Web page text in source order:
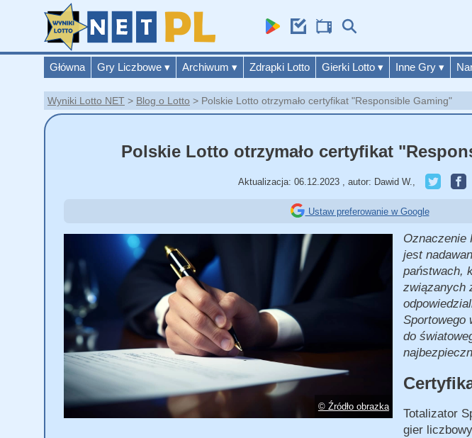
Główna Gry Liczbowe ▾ Archiwum ▾ Zdrapki Lotto Gierki Lotto ▾ Inne Gry ▾
Wyniki Lotto NET Blog o Lotto Polskie Lotto otrzymało certyfikat "Responsible Gaming"
Polskie Lotto otrzymało certyfikat
Aktualizacja: 06.12.2023 , autor: Dawid W.,
Ustaw preferowanie w Google
© Źródło obrazka
Oznaczenie
jest
państwach,
związanych
Sportowego
do
Totalizator
gier